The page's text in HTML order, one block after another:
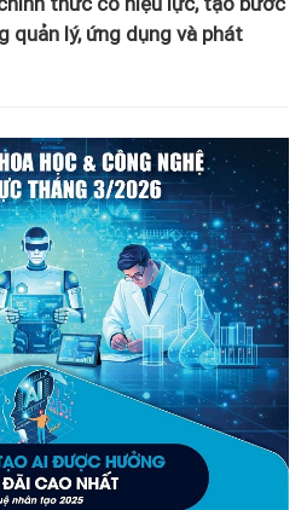
quản lý, ứng dụng và phát